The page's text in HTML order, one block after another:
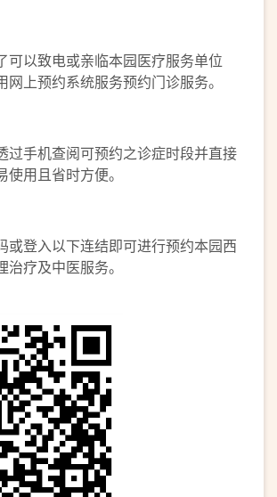
可以致电或亲临本园医疗服务单位
网上预约系统服务预约门诊服务。
过手机查阅可预约之诊症时段并直接
用且省时方便。
或登入以下连结即可进行预约本园西
疗及中医服务。